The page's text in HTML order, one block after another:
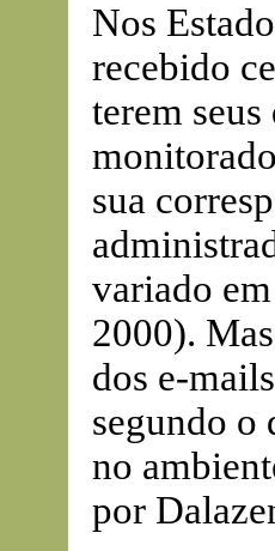
Nos
recebido
terem
sua
variado
2000).
dos e-
segundo o
no
por